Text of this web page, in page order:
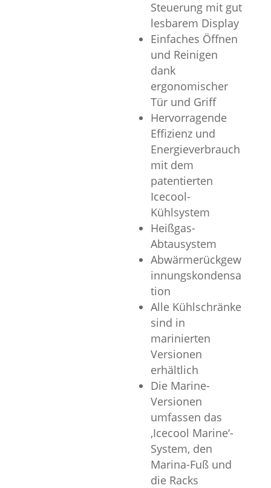
Steuerung mit gut
lesbarem Display
Einfaches Öffnen
und Reinigen
dank
ergonomischer
Tür und Griff
Hervorragende
Effizienz und
Energieverbrauch
mit dem
patentierten
Icecool-
Kühlsystem
Heißgas-
Abtausystem
Abwärmerückgew
innungskondensa
tion
Alle Kühlschränke
sind in
marinierten
Versionen
erhältlich
Die Marine-
Versionen
umfassen das
‚Icecool Marine‘-
System, den
Marina-Fuß und
die Racks